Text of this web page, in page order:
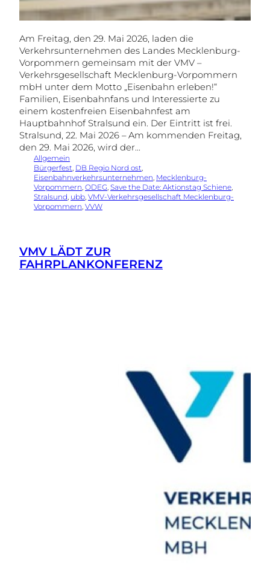
Am Freitag, den 29. Mai 2026, laden die
Verkehrsunternehmen des Landes Mecklenburg-
Vorpommern gemeinsam mit der VMV –
Verkehrsgesellschaft Mecklenburg-Vorpommern
mbH unter dem Motto „Eisenbahn erleben!“
Familien, Eisenbahnfans und Interessierte zu
einem kostenfreien Eisenbahnfest am
Hauptbahnhof Stralsund ein. Der Eintritt ist frei.
Stralsund, 22. Mai 2026 – Am kommenden Freitag,
den 29. Mai 2026, wird der…
Allgemein
Bürgerfest, DB Regio Nord ost
Eisenbahnverkehrsunternehmen, Mecklenburg-
Vorpommern, ODEG, Save the Date: Aktionstag Schiene
Stralsund, ubb, VMV-Verkehrsgesellschaft Mecklenburg-
Vorpommern, VVW
VMV LÄDT ZUR
FAHRPLANKONFERENZ